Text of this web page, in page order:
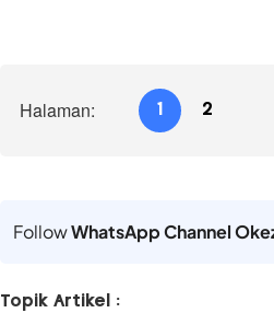
Halaman: 1 2
FollowWhatsApp Channel
Topik Artikel :